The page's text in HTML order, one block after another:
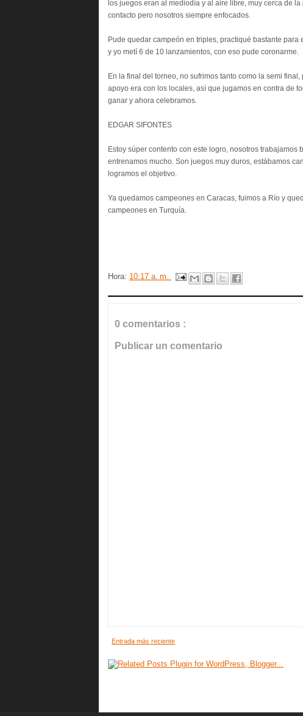
los juegos eran al mediodía y al aire libre, muy cerca de
contacto pero nosotros siempre enfocados.
Pude quedar campeón en triples, practiqué bastante
y yo metí 6 de 10 lanzamientos, con eso pude coronarme.
En la final del torneo, no sufrimos tanto como la semi
apoyo era con los locales, así que jugamos en contra de
ganar y ahora celebramos.
EDGAR SIFONTES
Estoy súper contento con este logro, nosotros
entrenamos mucho. Son juegos muy duros, estábamos
logramos el objetivo.
Ya quedamos campeones en Caracas, fuimos a Río y
campeones en Turquía.
Hora: 10:17 a. m.
0 comentarios :
Publicar un comentario
Entrada más reciente